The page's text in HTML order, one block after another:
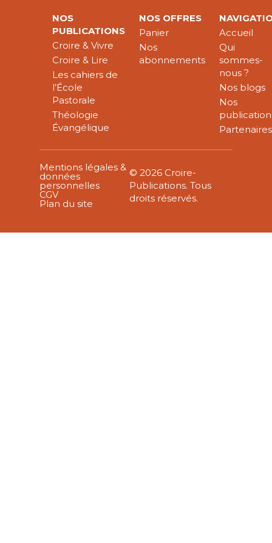
NOS
PUBLICATIONS
Croire & Vivre
Croire & Lire
Les cahiers de
l’École
Pastorale
Théologie
Évangélique
NOS OFFRES
Panier
Nos
abonnements
Accueil
Qui
sommes-
nous ?
Nos blogs
Nos
Partenaires
Mentions légales &
données
personnelles
CGV
Plan du site
© 2026 Croire-
Publications. Tous
droits réservés.